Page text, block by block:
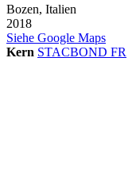
Bozen, Italien
2018
Siehe Google Maps
Kern STACBOND FR